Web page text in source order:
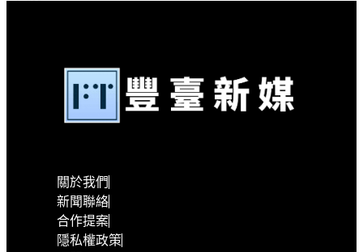
關於我們
新聞聯絡
合作提案
隱私權政策